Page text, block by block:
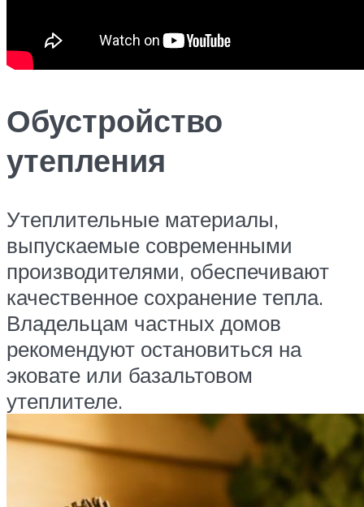
Обустройство
утепления
Утеплительные материалы,
выпускаемые современными
производителями, обеспечивают
качественное сохранение тепла.
Владельцам частных домов
рекомендуют остановиться на
эковате или базальтовом
утеплителе.